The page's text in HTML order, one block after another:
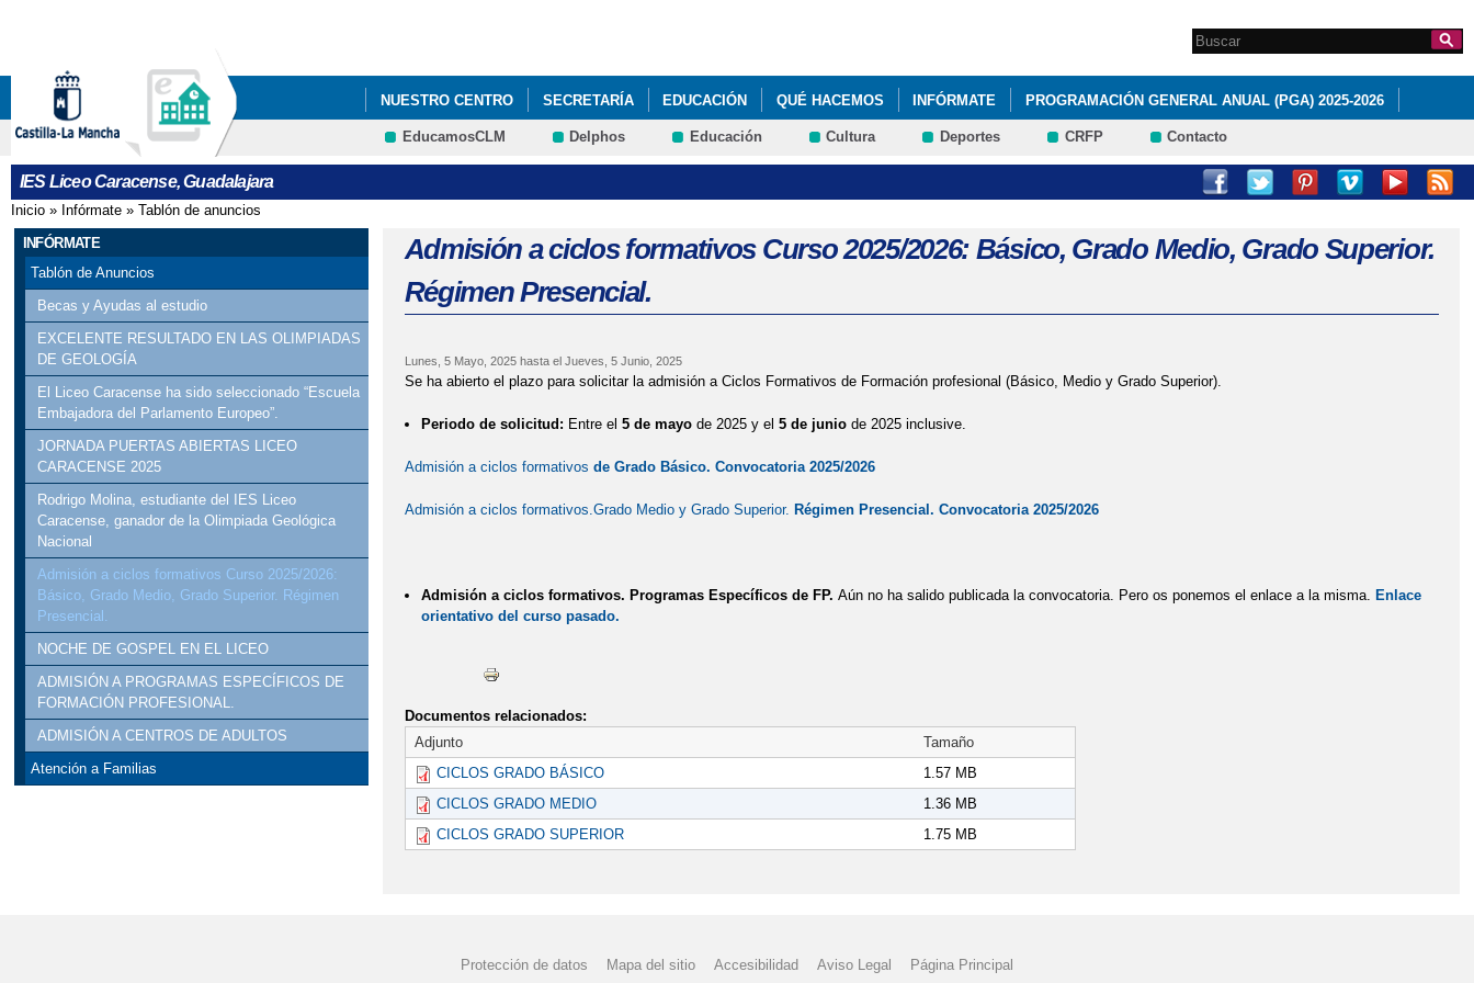
Formulario de
búsqueda
Search this site
NUESTRO CENTRO SECRETARÍA EDUCACIÓN QUÉ HACEMOS INFÓRMATE PROGRAMACIÓN GENERAL ANUAL (PGA) 2025-2026
PROGRAMACIÓN INSTITUTO HISTÓRICO 2025-2026 "MURO CONTRA LA VIOLENCIA DE GÉNERO"
ESPAÑA SUMA OTRAS CUATRO MEDALLAS: UN ORO, UNA PLATA Y DOS BRONCES EN LAS OLIMPIADAS DE LA GEOLOGÍA FOTOGRAFÍAS
GRADUACIÓN DE LA PROMOCIÓN 2023/24 DEL IES LICEO CARACENSE
EducamosCLM Delphos Educación Cultura Deportes CRFP Contacto
IES Liceo Caracense, Guadalajara
Se encuentra usted aquí
Inicio » Infórmate » Tablón de anuncios
INFÓRMATE
Tablón de Anuncios
Becas y Ayudas al estudio
EXCELENTE RESULTADO EN LAS OLIMPIADAS
DE GEOLOGÍA
El Liceo Caracense ha sido seleccionado “Escuela
Embajadora del Parlamento Europeo”.
JORNADA PUERTAS ABIERTAS LICEO
CARACENSE 2025
Rodrigo Molina, estudiante del IES Liceo
Caracense, ganador de la Olimpiada Geológica
Nacional
Admisión a ciclos formativos Curso 2025/2026:
Básico, Grado Medio, Grado Superior. Régimen
Presencial.
NOCHE DE GOSPEL EN EL LICEO
ADMISIÓN A PROGRAMAS ESPECÍFICOS DE
FORMACIÓN PROFESIONAL.
ADMISIÓN A CENTROS DE ADULTOS
Atención a Familias
Admisión a ciclos formativos Curso 2025/2026: Básico, Grado Medio, Grado Superior.
Régimen Presencial.
Lunes, 5 Mayo, 2025hasta el Jueves, 5 Junio, 2025
Se ha abierto el plazo para solicitar la admisión a Ciclos Formativos de Formación profesional (Básico, Medio y Grado Superior).
Periodo de solicitud: Entre el 5 de mayo de 2025 y el5 de junio de 2025 inclusive.
Admisión a ciclos formativos de Grado Básico. Convocatoria 2025/2026
Admisión a ciclos formativos.Grado Medio y Grado Superior. Régimen Presencial. Convocatoria 2025/2026
Admisión a ciclos formativos. Programas Específicos de FP.Aún no ha salido publicada la convocatoria. Pero os ponemos el enlace a la misma. Enlace
orientativo del curso pasado.
Documentos relacionados:
Adjunto
Tamaño
CICLOS GRADO BÁSICO
1.57 MB
CICLOS GRADO MEDIO
1.36 MB
CICLOS GRADO SUPERIOR
1.75 MB
Protección de datos Mapa del sitio Accesibilidad Aviso Legal Página Principal